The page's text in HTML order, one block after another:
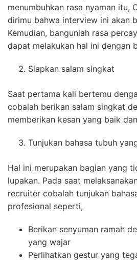
menumbuhkan rasa nyaman itu,
dirimu bahwa interview ini akan
Kemudian, bangunlah rasa
dapat melakukan hal ini dengan
Siapkan salam singkat
Saat pertama kali bertemu
cobalah berikan salam singkat
memberikan kesan yang baik
Tunjukan bahasa tubuh
Hal ini merupakan bagian yang
lupakan. Pada saat
recruiter cobalah tunjukan
profesional seperti,
Berikan senyuman ramah
yang wajar
Perlihatkan gestur yang